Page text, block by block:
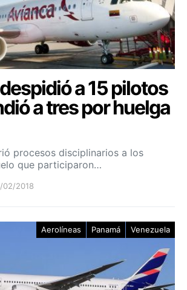
a 15 pilotos
a tres por huelga
procesos disciplinarios a los
que participaron…
02/2018
Aerolíneas Panamá Venezuela